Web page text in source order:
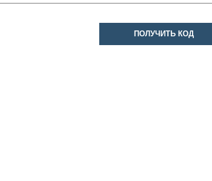
ПОЛУЧИТЬ КОД